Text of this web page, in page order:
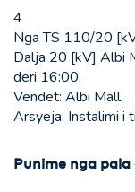
4
Nga TS 110/20
Dalja 20 [kV] Albi
deri 16:00.
Vendet: Albi Mall.
Arsyeja: Instalimi i
Punime nga